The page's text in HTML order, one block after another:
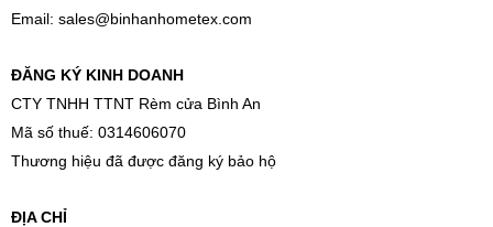
Email: sales@binhanhometex.com
ĐĂNG KÝ KINH DOANH
CTY TNHH TTNT Rèm cửa Bình An
Mã số thuế: 0314606070
Thương hiệu đã được đăng ký bảo hộ
ĐỊA CHỈ